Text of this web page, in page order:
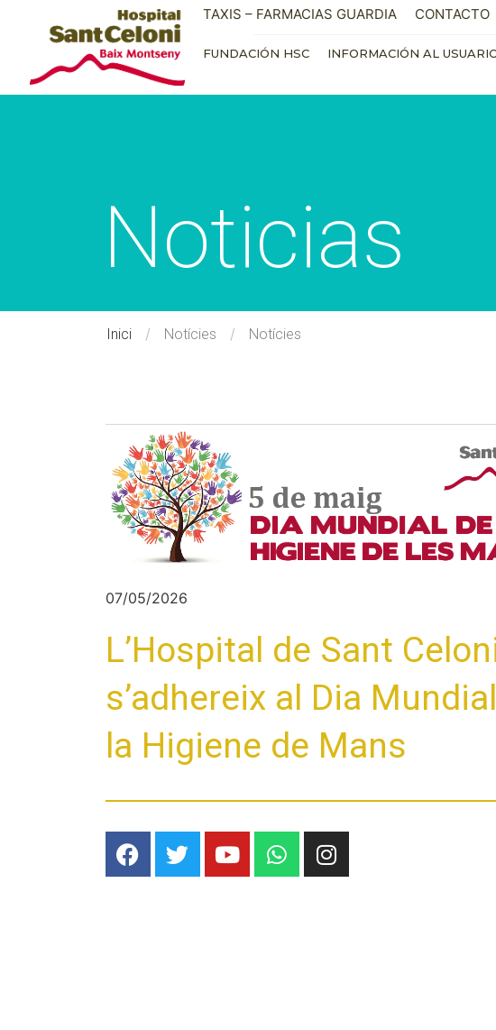
TAXIS – FARMACIAS GUARDIA CONTACTO
FUNDACIÓN HSC INFORMACIÓN AL
Noticias
Inici / Notícies / Notícies
07/05/2026
L’Hospital de Sant
s’adhereix al Dia
la Higiene de Mans